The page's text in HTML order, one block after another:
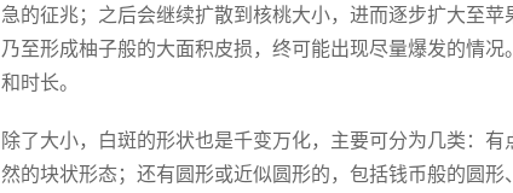
急的征兆；之后会继续扩散到核桃大小，进而逐步扩大至
乃至形成柚子般的大面积皮损，终可能出现尽量爆发的情
和时长。
除了大小，白斑的形状也是千变万化，主要可分为几类：
然的块状形态；还有圆形或近似圆形的，包括钱币般的圆